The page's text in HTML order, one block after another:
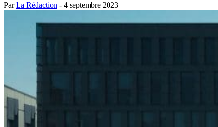
ParLa Rédaction - 4 septembre 2023